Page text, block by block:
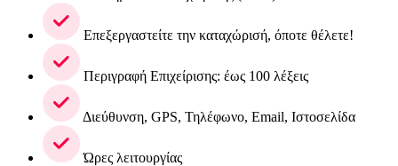
Επεξεργαστείτε την καταχώρισή, όποτε θέλετε!
Περιγραφή Επιχείρισης: έως 100 λέξεις
Διεύθυνση, GPS, Τηλέφωνο, Email, Ιστοσελίδα
Ώρες λειτουργίας